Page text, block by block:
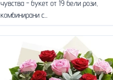
чувства - букет от 19 бели рози,
комбинирани с...